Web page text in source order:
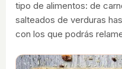
tipo de alimentos: de
salteados de verduras
con los que podrás